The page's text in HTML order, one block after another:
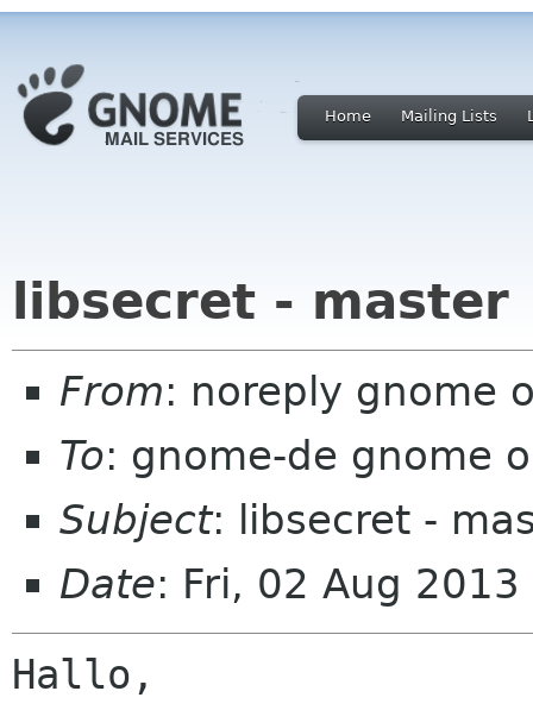
Home Mailing Lists
libsecret - master
From: noreply gnome
To: gnome-de gnome
Subject: libsecret -
Date: Fri, 02 Aug
Hallo,